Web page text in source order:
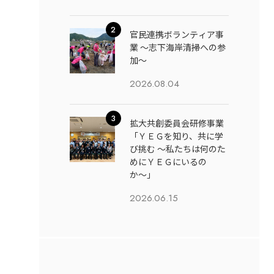
官民連携ボランティア事
業 ～志下海岸清掃への参
加～
2026.08.04
拡大共創委員会研修事業
「ＹＥＧを知り、共に学
び挑む 〜私たちは何のた
めにＹＥＧにいるの
か〜」
2026.06.15